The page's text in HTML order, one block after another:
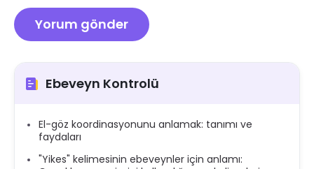
Ebeveyn Kontrolü
El-göz koordinasyonunu anlamak: tanımı ve
faydaları
"Yikes" kelimesinin ebeveynler için anlamı: